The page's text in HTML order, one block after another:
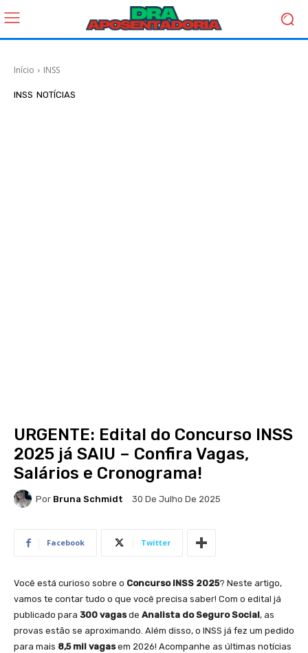
Início INSS
INSS NOTÍCIAS
URGENTE: Edital do Concurso INSS
2025 já SAIU – Confira Vagas,
Salários e Cronograma!
Por Bruna Schmidt 30 De Julho De 2025
Facebook Twitter
Você está curioso sobre o Concurso INSS 2025? Neste artigo,
vamos te contar tudo o que você precisa saber! Com o edital já
publicado para 300 vagasde Analista do Seguro Social, as
provas estão se aproximando. Além disso, o INSS já fez um pedido
para mais 8,5 mil vagasem 2026! Acompanhe as últimas notícias